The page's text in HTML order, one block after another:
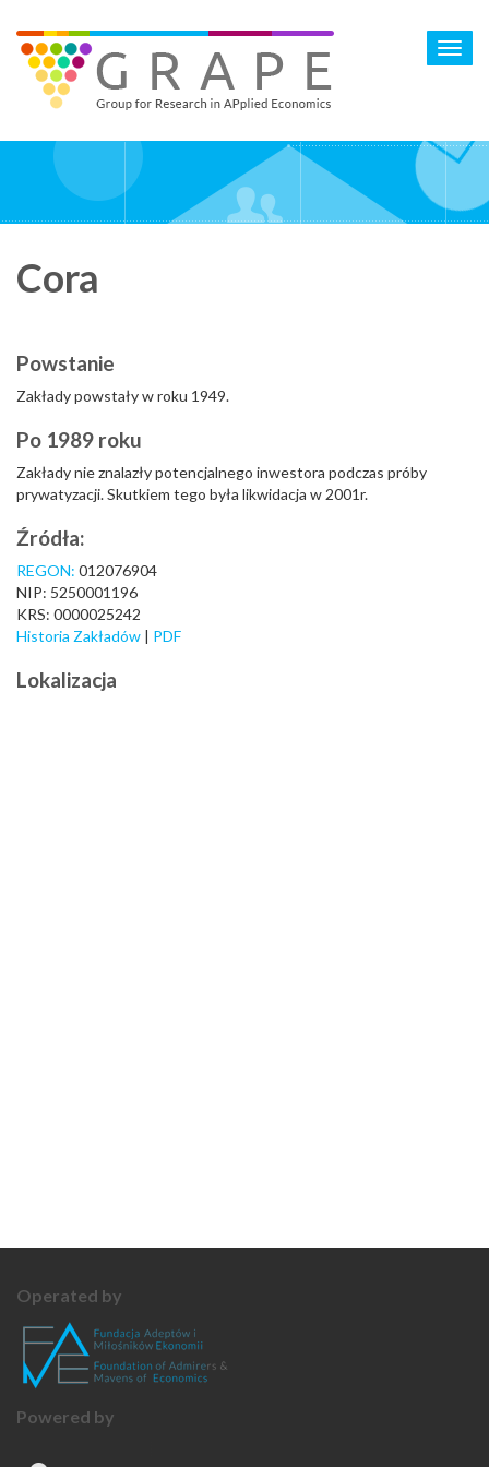
main
content
Cora
Powstanie
Zakłady powstały w roku 1949.
Po 1989 roku
Zakłady nie znalazły potencjalnego inwestora podczas próby
prywatyzacji. Skutkiem tego była likwidacja w 2001r.
Źródła:
REGON: 012076904
NIP: 5250001196
KRS: 0000025242
Historia Zakładów | PDF
Lokalizacja
Operated by
Powered by